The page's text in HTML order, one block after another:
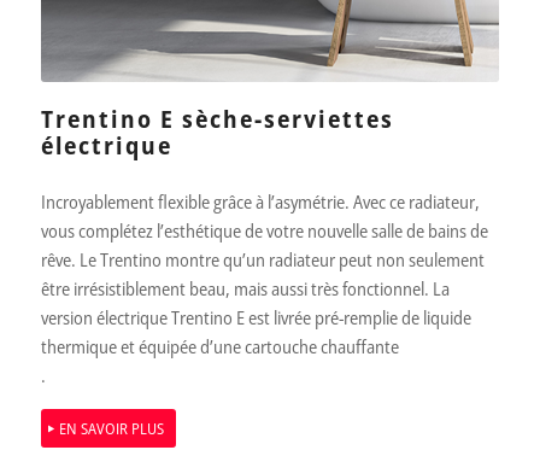
Trentino E sèche-serviettes
électrique
Incroyablement flexible grâce à l’asymétrie. Avec ce radiateur,
vous complétez l’esthétique de votre nouvelle salle de bains de
rêve. Le Trentino montre qu’un radiateur peut non seulement
être irrésistiblement beau, mais aussi très fonctionnel. La
version électrique Trentino E est livrée pré-remplie de liquide
thermique et équipée d’une cartouche chauffante
.
EN SAVOIR PLUS